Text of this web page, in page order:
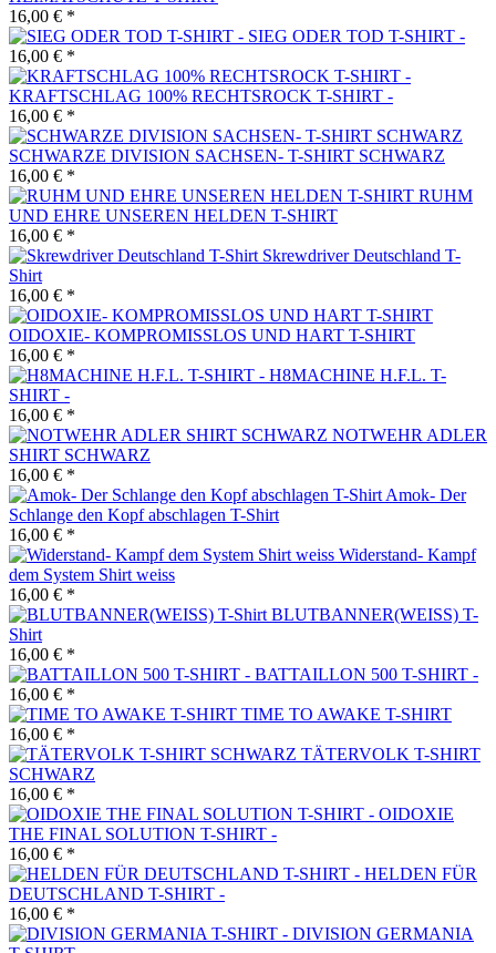
16,00 € *
SIEG ODER TOD T-SHIRT -
16,00 € *
KRAFTSCHLAG 100% RECHTSROCK T-SHIRT -
16,00 € *
SCHWARZE DIVISION SACHSEN- T-SHIRT SCHWARZ
16,00 € *
RUHM
UND EHRE UNSEREN HELDEN T-SHIRT
16,00 € *
Skrewdriver Deutschland T-
Shirt
16,00 € *
OIDOXIE- KOMPROMISSLOS UND HART T-SHIRT
16,00 € *
H8MACHINE H.F.L. T-
SHIRT -
16,00 € *
NOTWEHR ADLER
SHIRT SCHWARZ
16,00 € *
Amok- Der
Schlange den Kopf abschlagen T-Shirt
16,00 € *
Widerstand- Kampf
dem System Shirt weiss
16,00 € *
BLUTBANNER(WEISS) T-
Shirt
16,00 € *
BATTAILLON 500 T-SHIRT -
16,00 € *
TIME TO AWAKE T-SHIRT
16,00 € *
TÄTERVOLK T-SHIRT
SCHWARZ
16,00 € *
OIDOXIE
THE FINAL SOLUTION T-SHIRT -
16,00 € *
HELDEN FÜR
DEUTSCHLAND T-SHIRT -
16,00 € *
DIVISION GERMANIA